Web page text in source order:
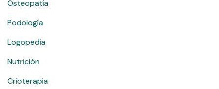
Osteopatía
Podología
Logopedia
Nutrición
Crioterapia